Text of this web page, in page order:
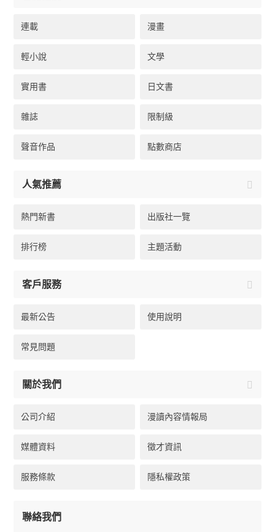
連載 漫畫
輕小說 文學
實用書 日文書
雜誌 限制級
聲音作品 點數商店
人氣推薦
熱門新書 出版社一覽
排行榜 主題活動
客戶服務
最新公告 使用說明
常見問題
關於我們
公司介紹 漫讀內容情報局
媒體資料 徵才資訊
服務條款 隱私權政策
聯絡我們